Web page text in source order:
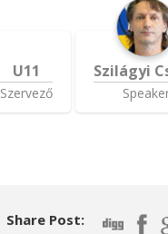
U11
Szervező
Szilágyi
Share Post: